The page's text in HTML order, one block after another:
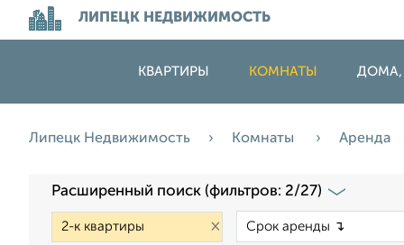
ЛИПЕЦК НЕДВИЖИМОСТЬ
КВАРТИРЫ КОМНАТЫ ДОМА,
Липецк Недвижимость Комнаты Аренда
Расширенный поиск (фильтров: 2/27)
×